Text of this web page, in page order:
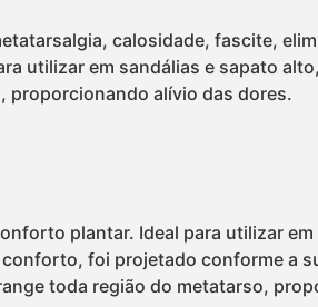
calosidade, fascite,
utilizar em sandálias e sapato
proporcionando alívio das dores.
plantar. Ideal para utilizar
foi projetado conforme a
toda região do metatarso,